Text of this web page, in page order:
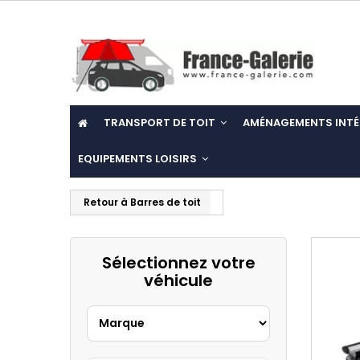
TRANSPORT DE TOIT AMÉNAGEMENTS
EQUIPEMENTS LOISIRS
Retour à Barres de toit
Sélectionnez votre
véhicule